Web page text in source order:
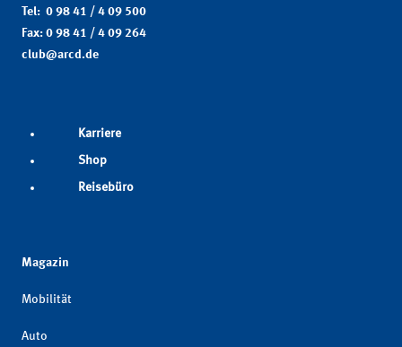
Tel: 0 98 41 / 4 09 500
Fax: 0 98 41 / 4 09 264
club@arcd.de
Karriere
Shop
Reisebüro
Magazin
Mobilität
Auto